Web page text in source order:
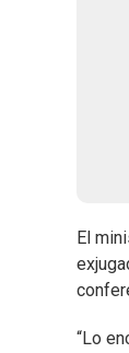
El
“Lo